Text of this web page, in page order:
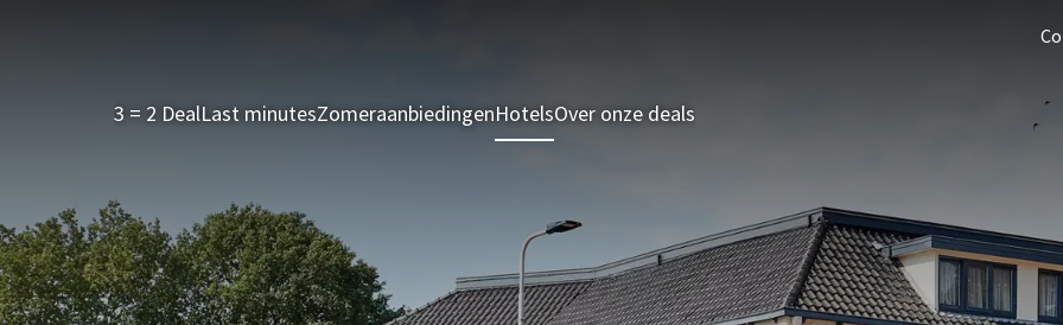
3 = 2 DealLast minutesZomeraanbiedingenHotelsOver onze deals